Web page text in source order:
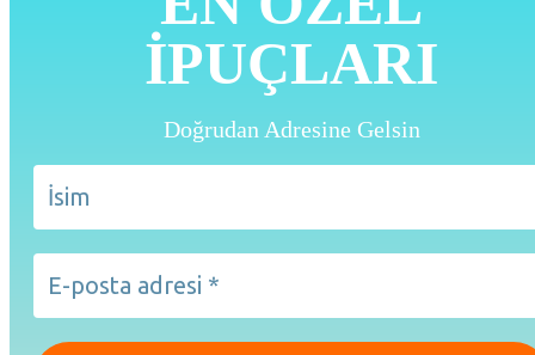
İPUÇLARI
Doğrudan Adresine Gelsin